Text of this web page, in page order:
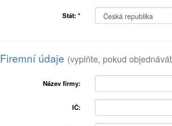
Stát: *
Firemní údaje (vyplňte, pokud
Název firmy:
IČ: